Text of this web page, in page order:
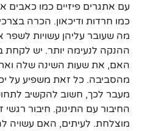
עם אתגרים פיזיים כמו כאבים
כמו חרדות ודיכאון. הכרה
מה שעובר עליהן עשויות לשפר
ההנקה לנעימה יותר. יש
האם, את שעות השינה שלה
מהסביבה. כל זאת משפיע על
מעבר לכך, חשוב להקשיב
החיבור עם התינוק. חיבור
מוצלחת. לעיתים, האם עשויה